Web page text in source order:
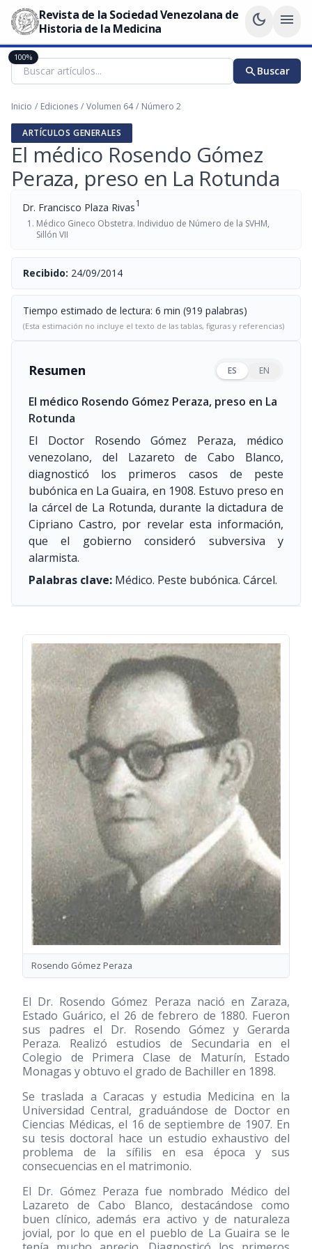
Revista de la Sociedad Venezolana de
Historia de la Medicina
dark_mode menu
searchBuscar
Inicio / Ediciones / Volumen 64 / Número 2
ARTÍCULOS GENERALES
El médico Rosendo Gómez
Peraza, preso en La Rotunda
Dr. Francisco Plaza Rivas1
Médico Gineco Obstetra. Individuo de Número de la SVHM,
Sillón VII
Recibido: 24/09/2014
Tiempo estimado de lectura: 6 min (919 palabras)
(Esta estimación no incluye el texto de las tablas, figuras y referencias)
Resumen ES EN
El médico Rosendo Gómez Peraza, preso en La
Rotunda
El Doctor Rosendo Gómez Peraza, médico
venezolano, del Lazareto de Cabo Blanco,
diagnosticó los primeros casos de peste
bubónica en La Guaira, en 1908. Estuvo preso en
la cárcel de La Rotunda, durante la dictadura de
Cipriano Castro, por revelar esta información,
que el gobierno consideró subversiva y
alarmista.
Palabras clave: Médico. Peste bubónica. Cárcel.
Rosendo Gómez Peraza
El Dr. Rosendo Gómez Peraza nació en Zaraza,
Estado Guárico, el 26 de febrero de 1880. Fueron
sus padres el Dr. Rosendo Gómez y Gerarda
Peraza. Realizó estudios de Secundaria en el
Colegio de Primera Clase de Maturín, Estado
Monagas y obtuvo el grado de Bachiller en 1898.
Se traslada a Caracas y estudia Medicina en la
Universidad Central, graduándose de Doctor en
Ciencias Médicas, el 16 de septiembre de 1907. En
su tesis doctoral hace un estudio exhaustivo del
problema de la sífilis en esa época y sus
consecuencias en el matrimonio.
El Dr. Gómez Peraza fue nombrado Médico del
Lazareto de Cabo Blanco, destacándose como
buen clínico, además era activo y de naturaleza
jovial, por lo que en el pueblo de La Guaira se le
100%